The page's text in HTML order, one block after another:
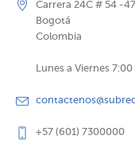
Carrera 24C # 54 -
Bogotá
Colombia
Lunes a Viernes
+57 (601) 7300000